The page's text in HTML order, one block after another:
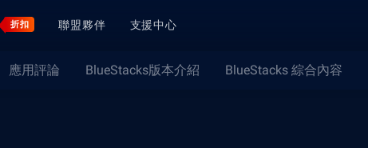
折扣 聯盟夥伴 支援中心
應用評論 BlueStacks版本介紹 BlueStacks 綜合內容